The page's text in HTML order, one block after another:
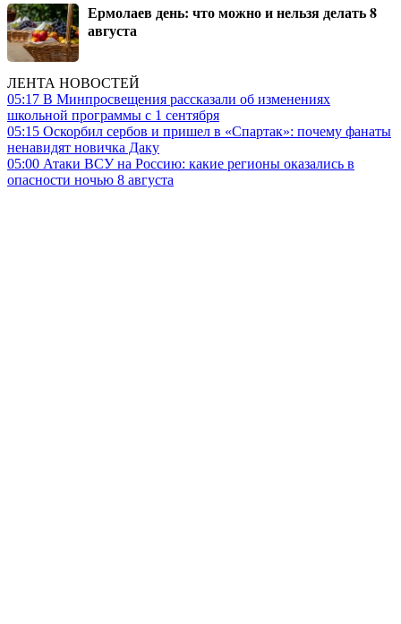
Ермолаев день: что можно и нельзя делать 8
августа
ЛЕНТА НОВОСТЕЙ
05:17 В Минпросвещения рассказали об изменениях
школьной программы с 1 сентября
05:15 Оскорбил сербов и пришел в «Спартак»: почему фанаты
ненавидят новичка Даку
05:00 Атаки ВСУ на Россию: какие регионы оказались в
опасности ночью 8 августа